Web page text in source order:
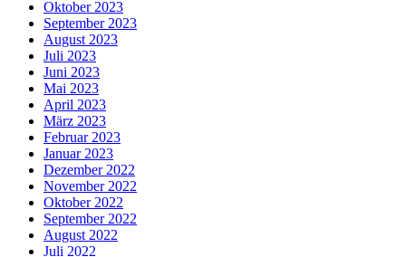
Oktober 2023
September 2023
August 2023
Juli 2023
Juni 2023
Mai 2023
April 2023
März 2023
Februar 2023
Januar 2023
Dezember 2022
November 2022
Oktober 2022
September 2022
August 2022
Juli 2022